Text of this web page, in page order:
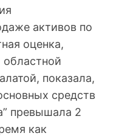
активов по
оценка,
областной
показала,
средств
превышала 2
как